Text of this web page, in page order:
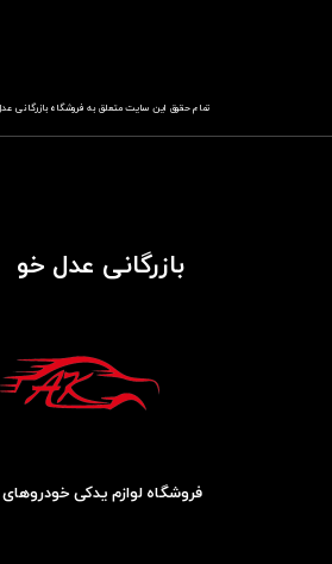
تمام حقوق این سایت متعلق به فروشگاهباز​​​​​​​رگانی
بازرگانی عدل خو
فروشگاه لوازم یدکی